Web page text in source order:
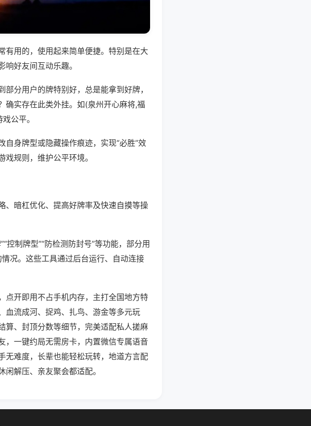
有用的，使用起来简单便捷。特别是在大
好友间互动乐趣。
分用户的牌特别好，总是能拿到好牌，
确实存在此类外挂。如(泉州开心麻将,福
公平。
身牌型或隐藏操作痕迹，实现“必胜”效
规则，维护公平环境。
、暗杠优化、提高好牌率及快速自摸等操
控制牌型”“防检测防封号”等功能，部分用
况。这些工具通过后台运行、自动连接
点开即用不占手机内存，主打全国地方特
血流成河、捉鸡、扎鸟、游金等多元玩
算、封顶分数等细节，完美适配私人搓麻
，一键约局无需房卡，内置微信专属语音
无难度，长辈也能轻松玩转，地道方言配
解压、亲友聚会都适配。